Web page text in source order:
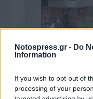
Notospress.gr - Do
Information
If you wish to opt-out of
processing of your